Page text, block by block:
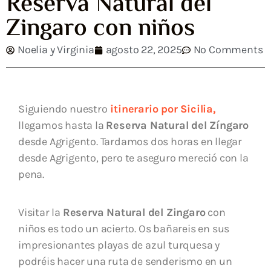
Zingaro con niños
Noelia y Virginia agosto 22, 2025 No Comments
Siguiendo nuestro itinerario por Sicilia,
llegamos hasta la Reserva Natural del Zíngaro
desde Agrigento. Tardamos dos horas en llegar
desde Agrigento, pero te aseguro mereció con la
pena.
Visitar la Reserva Natural del Zingarocon
niños es todo un acierto. Os bañareis en sus
impresionantes playas de azul turquesa y
podréis hacer una ruta de senderismo en un